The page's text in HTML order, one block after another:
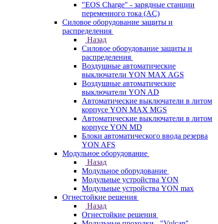
"EOS Charge" - зарядные станции
переменного тока (AC)
Силовое оборудование защиты и
распределения
Назад
Силовое оборудование защиты и
распределения
Воздушные автоматические
выключатели YON MAX AGS
Воздушные автоматические
выключатели YON AD
Автоматические выключатели в литом
корпусе YON MAX MGS
Автоматические выключатели в литом
корпусе YON MD
Блоки автоматического ввода резерва
YON AFS
Модульное оборудование
Назад
Модульное оборудование
Модульные устройства YON
Модульные устройства YON max
Огнестойкие решения
Назад
Огнестойкие решения